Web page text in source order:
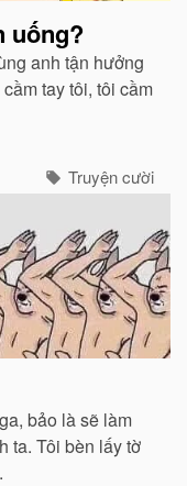
uống?
anh tận hưởng
tay tôi, tôi cầm
Truyện cười
bảo là sẽ làm
ta. Tôi bèn lấy tờ